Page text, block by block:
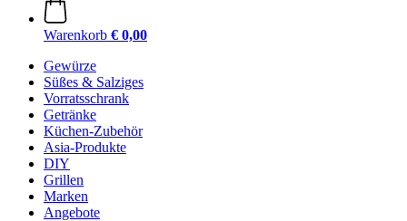
Warenkorb € 0,00
Gewürze
Süßes & Salziges
Vorratsschrank
Getränke
Küchen-Zubehör
Asia-Produkte
DIY
Grillen
Marken
Angebote